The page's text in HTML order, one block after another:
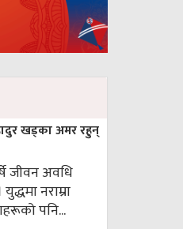
खड्‌का अमर रहुन्
जीवन अवधि
नराम्रा
पनि...